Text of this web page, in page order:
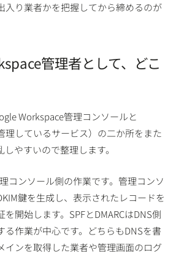
入り業者かを把握してから締めるのが
管理者として、どこ
Workspace管理コンソールと
理しているサービス）の二か所をまた
やすいので整理します。
コンソール側の作業です。管理コンソ
鍵を生成し、表示されたレコードを
開始します。SPFとDMARCはDNS側
る作業が中心です。どちらもDNSを書
インを取得した業者や管理画面のログ